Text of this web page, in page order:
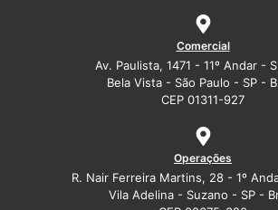
Comercial
Av. Paulista, 1471 - 11º Andar -
Bela Vista - São Paulo - SP -
CEP 01311-927
Operações
R. Nair Ferreira Martins, 28 - 1º
Vila Adelina - Suzano - SP -